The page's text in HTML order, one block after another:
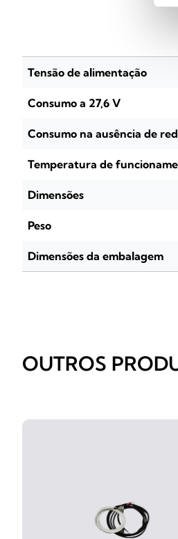
Tensão de alimentação
Consumo a 27,6 V
Consumo na ausência de
Temperatura de
Dimensões
Peso
Dimensões da embalagem
OUTROS